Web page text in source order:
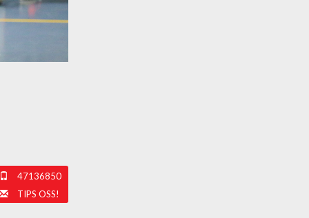
47136850
TIPS OSS!